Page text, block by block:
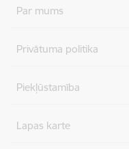
Par mums
Privātuma politika
Piekļūstamība
Lapas karte